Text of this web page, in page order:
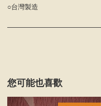
○台灣製造
您可能也喜歡